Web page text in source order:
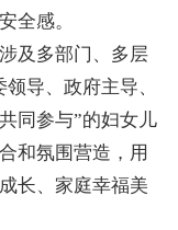
全感。
及多部门、多层
导、政府主导、
同参与”的妇女儿
和氛围营造，用
长、家庭幸福美